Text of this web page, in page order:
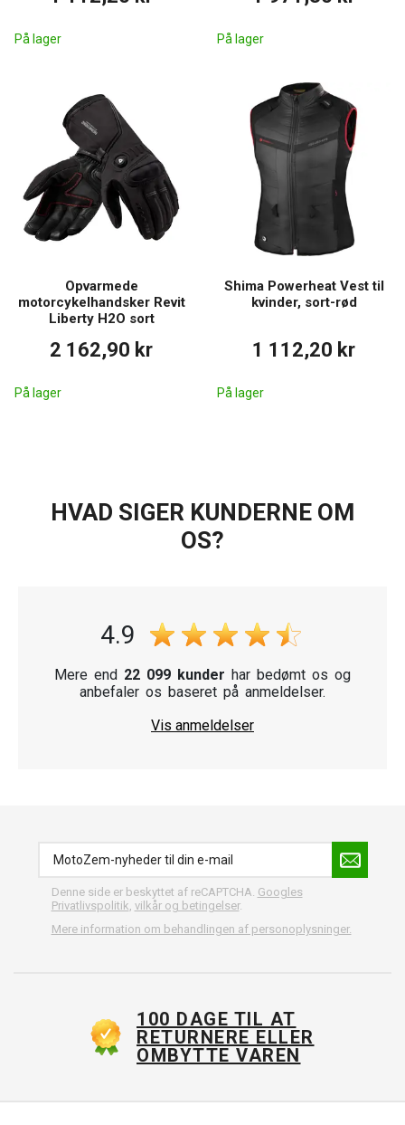
det også bruges på køligere dage om foråret eller efteråret.
Er opvarmet tøj sikkert?
På lager På lager
Opvarmede
motorcykelhandsker Revit
Liberty H2O sort
2 162,90 kr
På lager
Shima Powerheat Vest til
kvinder, sort-rød
1 112,20 kr
På lager
HVAD SIGER KUNDERNE OM
OS?
4.9
Mere end 22 099 kunder har bedømt os og
anbefaler os baseret på anmeldelser.
Vis anmeldelser
Denne side er beskyttet af reCAPTCHA. Googles
Privatlivspolitik vilkår og betingelser.
Mere information om behandlingen af personoplysninger.
100 DAGE TIL AT
RETURNERE ELLER
OMBYTTE VAREN